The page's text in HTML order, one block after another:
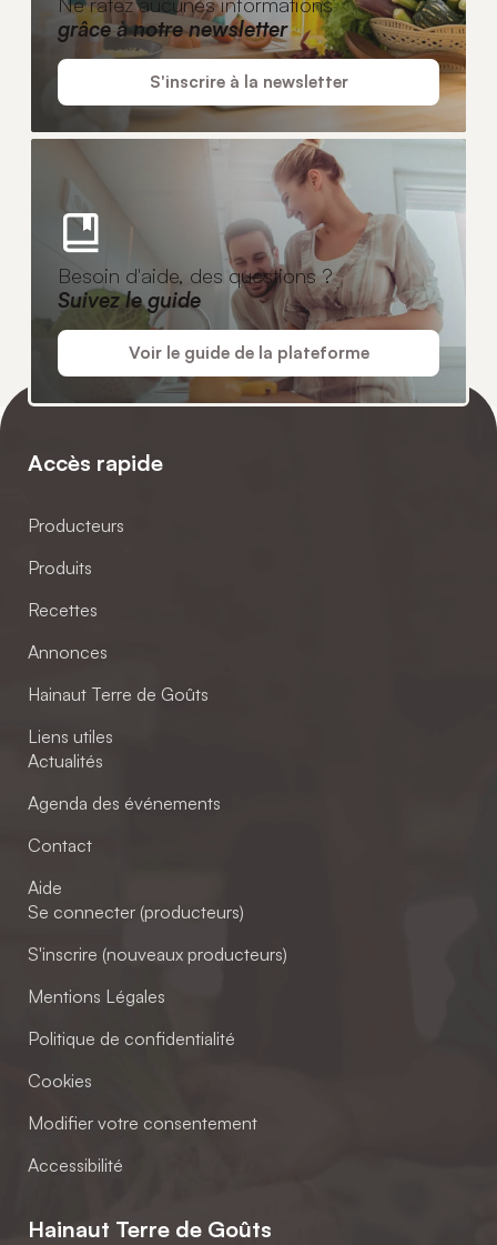
grâce à notre newsletter
S'inscrire à la newsletter
Besoin d'aide, des questions ?
Suivez le guide
Voir le guide de la plateforme
Accès rapide
Producteurs
Produits
Recettes
Annonces
Hainaut Terre de Goûts
Liens utiles
Actualités
Agenda des événements
Contact
Aide
Se connecter (producteurs)
S'inscrire (nouveaux producteurs)
Mentions Légales
Politique de confidentialité
Cookies
Modifier votre consentement
Accessibilité
Hainaut Terre de Goûts